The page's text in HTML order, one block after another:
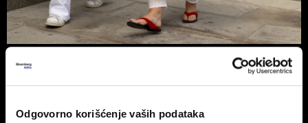
Odgovorno korišćenje vaših podataka
Kriza u Ormuzu steže i modu - zašto
bi odeća uskoro mogla da bude
Sukobi u Ormuskom moreuzu ne prete samo cenama